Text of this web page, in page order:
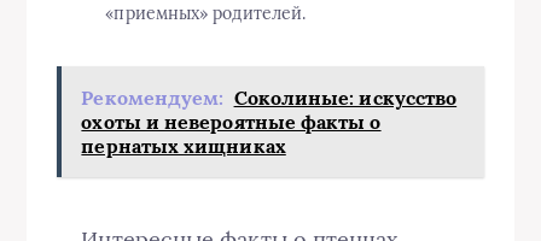
«приемных» родителей.
Рекомендуем: Соколиные: искусство
охоты и невероятные факты о
пернатых хищниках